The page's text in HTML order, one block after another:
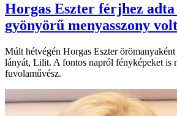
Horgas Eszter férjhez
gyönyörű menyasszony
Múlt hétvégén Horgas Eszter
lányát, Lilit. A fontos napról fényképeket is
fuvolaművész.